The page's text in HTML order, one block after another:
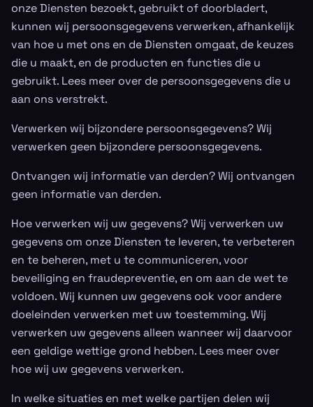
onze Diensten bezoekt, gebruikt of doorbladert,
kunnen wij persoonsgegevens verwerken, afhankelijk
van hoe u met ons en de Diensten omgaat, de keuzes
die u maakt, en de producten en functies die u
gebruikt. Lees meer over de persoonsgegevens die u
aan ons verstrekt.
Verwerken wij bijzondere persoonsgegevens? Wij
verwerken geen bijzondere persoonsgegevens.
Ontvangen wij informatie van derden? Wij ontvangen
geen informatie van derden.
Hoe verwerken wij uw gegevens? Wij verwerken uw
gegevens om onze Diensten te leveren, te verbeteren
en te beheren, met u te communiceren, voor
beveiliging en fraudepreventie, en om aan de wet te
voldoen. Wij kunnen uw gegevens ook voor andere
doeleinden verwerken met uw toestemming. Wij
verwerken uw gegevens alleen wanneer wij daarvoor
een geldige wettige grond hebben. Lees meer over
hoe wij uw gegevens verwerken.
In welke situaties en met welke partijen delen wij